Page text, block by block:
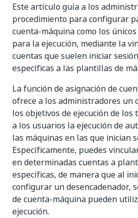
Este artículo guía a los
procedimiento para configurar
cuenta-máquina como los
para la ejecución, mediante la
cuentas que suelen iniciar
específicas a las plantillas de
La función de asignación de
ofrece a los administradores un
los objetivos de ejecución de
a los usuarios la ejecución de
las máquinas en las que inician
Específicamente, puedes
en determinadas cuentas a
específicas, de manera que al
configurar un desencadenador,
de cuenta-máquina pueden
ejecución.